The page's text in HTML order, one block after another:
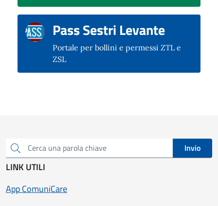
Pass Sestri Levante
Portale per bollini e permessi ZTL e
ZSL
Cerca una parola chiave Invio
LINK UTILI
App ComuniCare